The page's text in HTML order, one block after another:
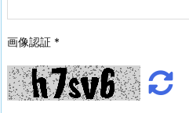
画像認証 *